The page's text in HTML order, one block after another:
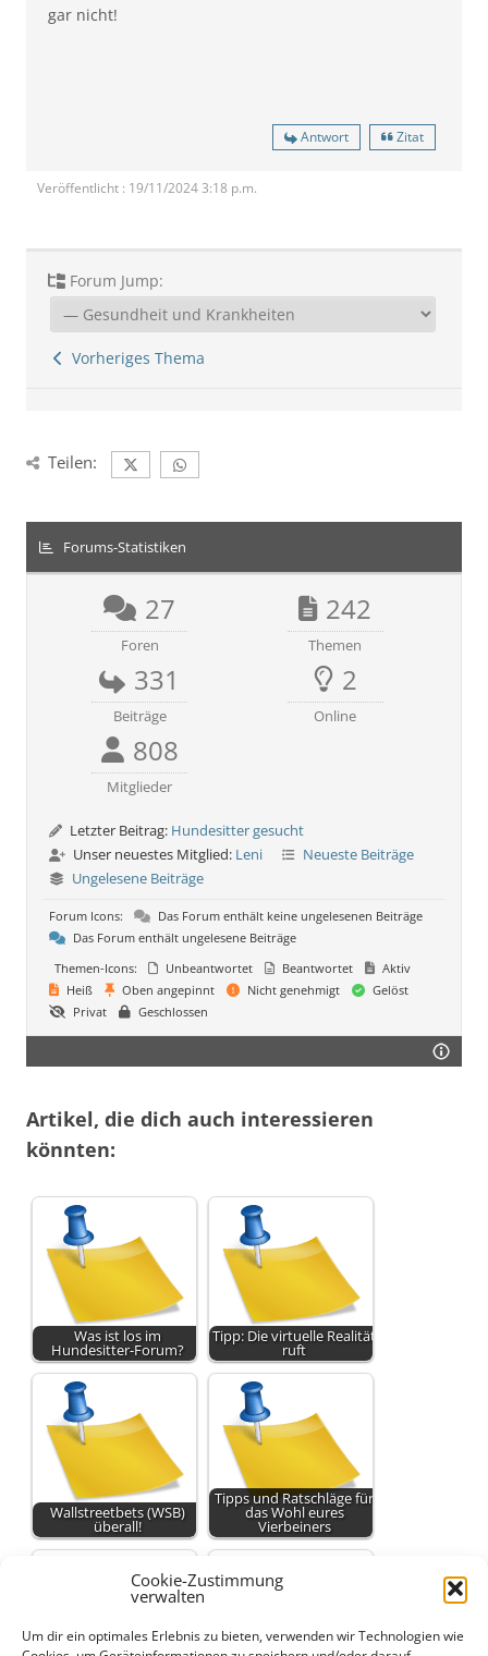
Cookie-Zustimmung
verwalten
Um dir ein optimales Erlebnis zu bieten, verwenden wir Technologien wie
gar nicht!
Antwort Zitat
Veröffentlicht : 19/11/2024 3:18 p.m.
Forum Jump:
Vorheriges Thema
Teilen:
Forums-Statistiken
27
Foren
242
Themen
331
Beiträge
2
Online
808
Mitglieder
Letzter Beitrag: Hundesitter gesucht
Unser neuestes Mitglied: Leni
Neueste Beiträge
Ungelesene Beiträge
Forum Icons:
Das Forum enthält keine ungelesenen Beiträge
Das Forum enthält ungelesene Beiträge
Themen-Icons:
Unbeantwortet Beantwortet
Aktiv
Heiß
Oben angepinnt Nicht genehmigt
Gelöst
Privat
Geschlossen
Artikel, die dich auch interessieren
könnten:
Was ist los im
Hundesitter-Forum?
Tipp: Die virtuelle Realität
ruft
Wallstreetbets (WSB)
überall!
Tipps und Ratschläge für
das Wohl eures
Vierbeiners